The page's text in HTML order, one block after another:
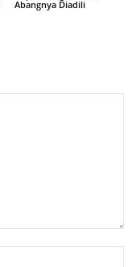
Abangnya Diadili